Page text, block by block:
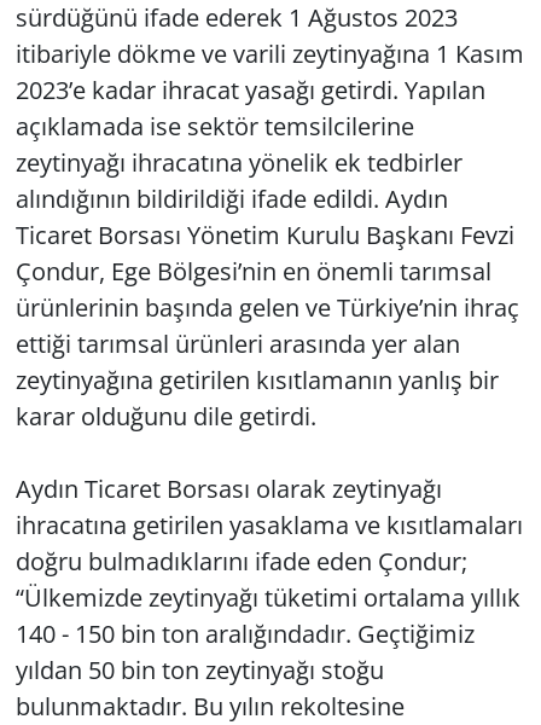
sürdüğünü ifade ederek 1 Ağustos 2023
itibariyle dökme ve varili zeytinyağına 1 Kasım
2023’e kadar ihracat yasağı getirdi. Yapılan
açıklamada ise sektör temsilcilerine
zeytinyağı ihracatına yönelik ek tedbirler
alındığının bildirildiği ifade edildi. Aydın
Ticaret Borsası Yönetim Kurulu Başkanı Fevzi
Çondur, Ege Bölgesi’nin en önemli tarımsal
ürünlerinin başında gelen ve Türkiye’nin ihraç
ettiği tarımsal ürünleri arasında yer alan
zeytinyağına getirilen kısıtlamanın yanlış bir
karar olduğunu dile getirdi.
Aydın Ticaret Borsası olarak zeytinyağı
ihracatına getirilen yasaklama ve kısıtlamaları
doğru bulmadıklarını ifade eden Çondur;
“Ülkemizde zeytinyağı tüketimi ortalama yıllık
140 - 150 bin ton aralığındadır. Geçtiğimiz
yıldan 50 bin ton zeytinyağı stoğu
bulunmaktadır. Bu yılın rekoltesine